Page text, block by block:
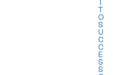
T
O
S
U
C
C
E
S
S